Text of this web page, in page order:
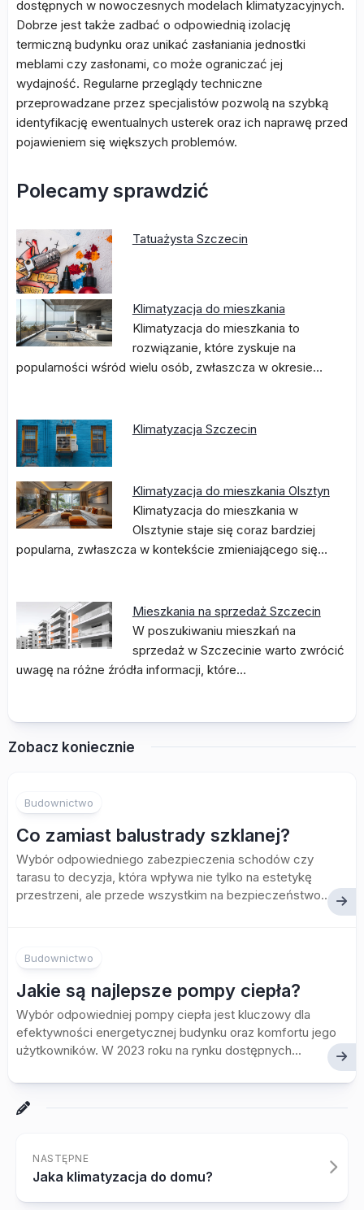
dostępnych w nowoczesnych modelach klimatyzacyjnych.
Dobrze jest także zadbać o odpowiednią izolację
termiczną budynku oraz unikać zasłaniania jednostki
meblami czy zasłonami, co może ograniczać jej
wydajność. Regularne przeglądy techniczne
przeprowadzane przez specjalistów pozwolą na szybką
identyfikację ewentualnych usterek oraz ich naprawę przed
pojawieniem się większych problemów.
Polecamy sprawdzić
Tatuażysta Szczecin
Klimatyzacja do mieszkania
Klimatyzacja do mieszkania to
rozwiązanie, które zyskuje na
popularności wśród wielu osób, zwłaszcza w okresie…
Klimatyzacja Szczecin
Klimatyzacja do mieszkania Olsztyn
Klimatyzacja do mieszkania w
Olsztynie staje się coraz bardziej
popularna, zwłaszcza w kontekście zmieniającego się…
Mieszkania na sprzedaż Szczecin
W poszukiwaniu mieszkań na
sprzedaż w Szczecinie warto zwrócić
uwagę na różne źródła informacji, które…
Zobacz koniecznie
Budownictwo
Co zamiast balustrady szklanej?
Wybór odpowiedniego zabezpieczenia schodów czy
tarasu to decyzja, która wpływa nie tylko na estetykę
przestrzeni, ale przede wszystkim na bezpieczeństwo...
Budownictwo
Jakie są najlepsze pompy ciepła?
Wybór odpowiedniej pompy ciepła jest kluczowy dla
efektywności energetycznej budynku oraz komfortu jego
użytkowników. W 2023 roku na rynku dostępnych...
NASTĘPNE
Jaka klimatyzacja do domu?